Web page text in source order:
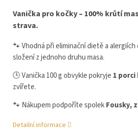
Vanička pro kočky – 100% krůtí
strava.
🐾 Vhodná při eliminační dietě a
složení z jednoho druhu masa.
🕒 Vanička 100 g obvykle pokryje 1 porci
zvířete.
🐾 Nákupem podpoříte spolekFousky,
Detailní informace